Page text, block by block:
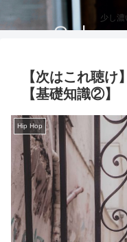
少し
【次はこれ聴
【基礎知識②】
Hip Hop